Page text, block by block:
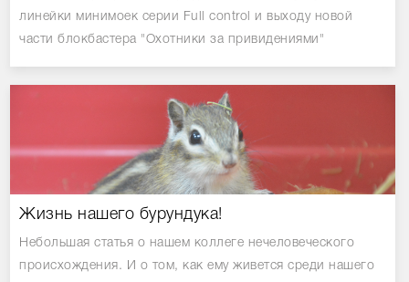
линейки минимоек серии Full control и выходу новой
части блокбастера "Охотники за привидениями"
Жизнь нашего бурундука!
Небольшая статья о нашем коллеге нечеловеческого
происхождения. И о том, как ему живется среди нашего